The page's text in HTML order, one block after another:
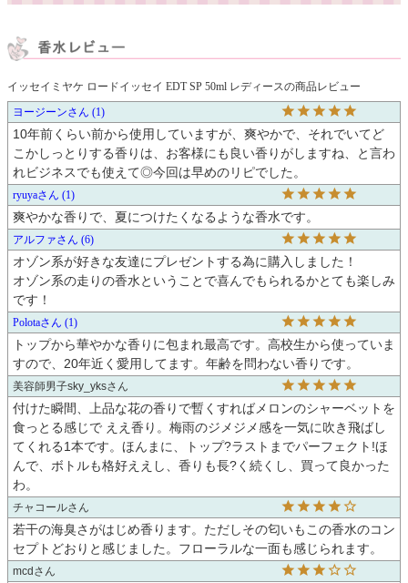
イッセイミヤケ ロードイッセイ EDT SP 50ml レディースの商品レビュー
ヨージーン
1
10年前くらい前から使用していますが、爽やかで、それでいてど
こかしっとりする香りは、お客様にも良い香りがしますね、と言わ
れビジネスでも使えて◎今回は早めのリピでした。
ryuya 1
爽やかな香りで、夏につけたくなるような香水です。
アルファ 6
オゾン系が好きな友達にプレゼントする為に購入しました！
オゾン系の走りの香水ということで喜んでもられるかとても楽しみ
です！
Polota 1
トップから華やかな香りに包まれ最高です。高校生から使っていま
すので、20年近く愛用してます。年齢を問わない香りです。
美容師男子sky_yks
付けた瞬間、上品な花の香りで暫くすればメロンのシャーベットを
食っとる感じで ええ香り。梅雨のジメジメ感を一気に吹き飛ばし
てくれる1本です。ほんまに、トップ?ラストまでパーフェクト!ほ
んで、ボトルも格好ええし、香りも長?く続くし、買って良かった
わ。
チャコール
若干の海臭さがはじめ香ります。ただしその匂いもこの香水のコン
セプトどおりと感じました。フローラルな一面も感じられます。
mcd